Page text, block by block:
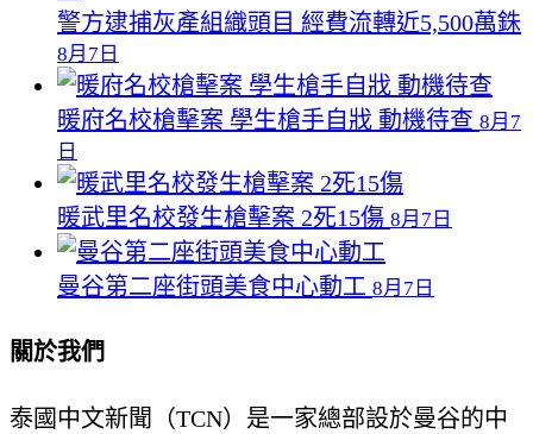
警方逮捕灰產組織頭目 經費流轉近5,500萬銖
8月7日
暖府名校槍擊案 學生槍手自戕 動機待查 8月7
日
暖武里名校發生槍擊案 2死15傷 8月7日
曼谷第二座街頭美食中心動工 8月7日
關於我們
泰國中文新聞（TCN）是一家總部設於曼谷的中